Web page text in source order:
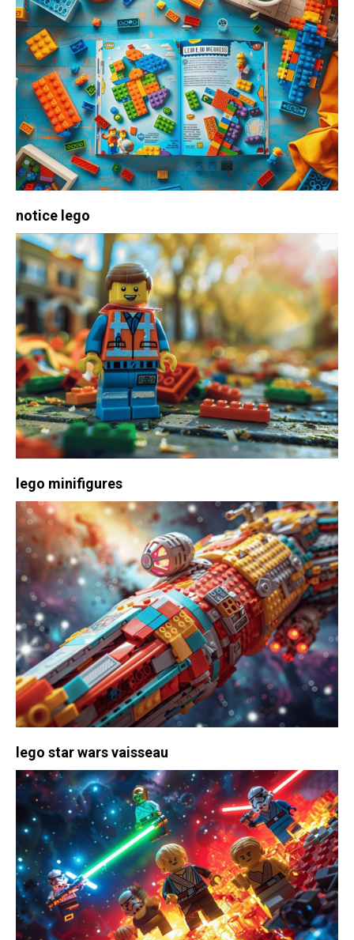
notice lego
lego minifigures
lego star wars vaisseau